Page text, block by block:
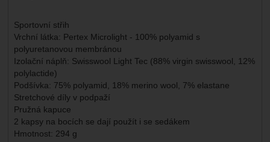
Sportovní střih
Vrchní látka: Pertex Microlight - 100% polyamid s
polyuretanovou membránou
Izolační náplň: Swisswool Light Tec (88% virgin swisswool, 12%
polylactide)
Podšívka: 75% polyamid, 18% merino wool, 7% elastane
Stretchové díly v podpaží
Pružná kapuce
2 kapsy na bocích se dají použít i se sedákem
Hmotnost: 294 g